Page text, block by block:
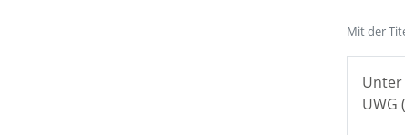
Mit der
Unter
UWG